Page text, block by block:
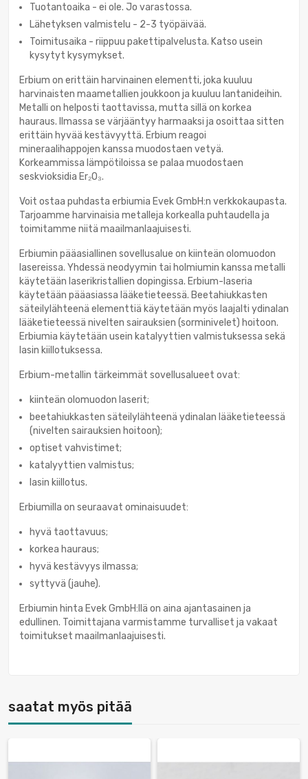
Tuotantoaika - ei ole. Jo varastossa.
Lähetyksen valmistelu - 2-3 työpäivää.
Toimitusaika - riippuu pakettipalvelusta. Katso usein
kysytyt kysymykset.
Erbium on erittäin harvinainen elementti, joka kuuluu
harvinaisten maametallien joukkoon ja kuuluu lantanideihin.
Metalli on helposti taottavissa, mutta sillä on korkea
hauraus. Ilmassa se värjääntyy harmaaksi ja osoittaa sitten
erittäin hyvää kestävyyttä. Erbium reagoi
mineraalihappojen kanssa muodostaen vetyä.
Korkeammissa lämpötiloissa se palaa muodostaen
seskvioksidia Er₂O₃.
Voit ostaa puhdasta erbiumia Evek GmbH:n verkkokaupasta.
Tarjoamme harvinaisia metalleja korkealla puhtaudella ja
toimitamme niitä maailmanlaajuisesti.
Erbiumin pääasiallinen sovellusalue on kiinteän olomuodon
lasereissa. Yhdessä neodyymin tai holmiumin kanssa metalli
käytetään laserikristallien dopingissa. Erbium-laseria
käytetään pääasiassa lääketieteessä. Beetahiukkasten
säteilylähteenä elementtiä käytetään myös laajalti ydinalan
lääketieteessä nivelten sairauksien (sorminivelet) hoitoon.
Erbiumia käytetään usein katalyyttien valmistuksessa sekä
lasin kiillotuksessa.
Erbium-metallin tärkeimmät sovellusalueet ovat:
kiinteän olomuodon laserit;
beetahiukkasten säteilylähteenä ydinalan lääketieteessä
(nivelten sairauksien hoitoon);
optiset vahvistimet;
katalyyttien valmistus;
lasin kiillotus.
Erbiumilla on seuraavat ominaisuudet:
hyvä taottavuus;
korkea hauraus;
hyvä kestävyys ilmassa;
syttyvä (jauhe).
Erbiumin hinta Evek GmbH:llä on aina ajantasainen ja
edullinen. Toimittajana varmistamme turvalliset ja vakaat
toimitukset maailmanlaajuisesti.
saatat myös pitää